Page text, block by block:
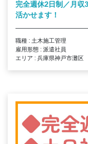
完全週休2日制／月収
活かせます！
職種 : 土木施工管理
雇用形態 : 派遣社員
エリア : 兵庫県神戸市灘区